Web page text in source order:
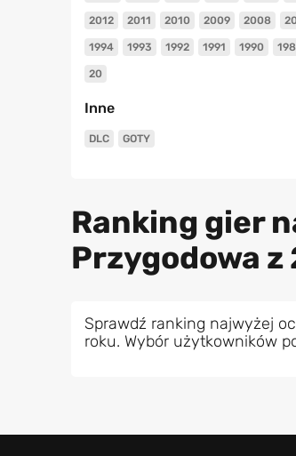
2012 2011 2010 2009 2008
1994 1993 1992 1991 1990
20
Inne
DLC GOTY
Ranking gier
Przygodowa z
Sprawdź ranking najwyżej
roku. Wybór użytkowników